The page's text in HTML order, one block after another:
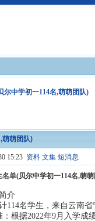
尔中学初一114名,萌萌团队)
萌萌团队)
15:23 资料 文集 短消息
名单(贝尔中学初一114名,萌
介
114名学生，来自云南
：根据2022年9月入学成